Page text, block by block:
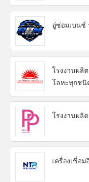
อู่ซ่อมเบนซ์
โรงงานผลิ
โลหะทุกชนิ
โรงงานผลิ
เครื่องเชื่อ